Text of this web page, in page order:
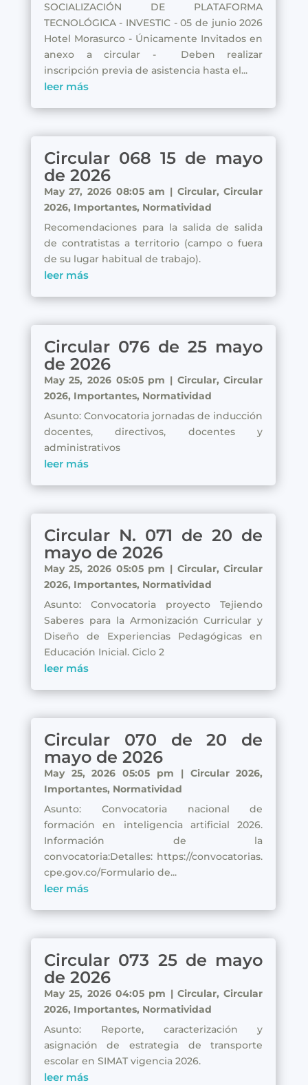
SOCIALIZACIÓN DE PLATAFORMA
TECNOLÓGICA - INVESTIC - 05 de junio 2026
Hotel Morasurco - Únicamente Invitados en
anexo a circular - Deben realizar
inscripción previa de asistencia hasta el...
leer más
Circular 068 15 de mayo
de 2026
May 27, 2026 08:05 am | Circular,Circular
2026, Importantes, Normatividad
Recomendaciones para la salida de salida
de contratistas a territorio (campo o fuera
de su lugar habitual de trabajo).
leer más
Circular 076 de 25 mayo
de 2026
May 25, 2026 05:05 pm | Circular,Circular
2026, Importantes, Normatividad
Asunto: Convocatoria jornadas de inducción
docentes, directivos, docentes y
administrativos
leer más
Circular N. 071 de 20 de
mayo de 2026
May 25, 2026 05:05 pm | Circular,Circular
2026, Importantes, Normatividad
Asunto: Convocatoria proyecto Tejiendo
Saberes para la Armonización Curricular y
Diseño de Experiencias Pedagógicas en
Educación Inicial. Ciclo 2
leer más
Circular 070 de 20 de
mayo de 2026
May 25, 2026 05:05 pm | Circular 2026,
Importantes, Normatividad
Asunto: Convocatoria nacional de
formación en inteligencia artificial 2026.
Información de la
convocatoria:Detalles: https://convocatorias.
cpe.gov.co/Formulario de...
leer más
Circular 073 25 de mayo
de 2026
May 25, 2026 04:05 pm |Circular,Circular
2026, Importantes, Normatividad
Asunto: Reporte, caracterización y
asignación de estrategia de transporte
escolar en SIMAT vigencia 2026.
leer más